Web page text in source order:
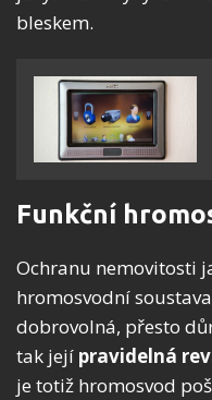
bleskem.
Funkční
Ochranu nemovitosti
hromosvodní
dobrovolná, přesto
tak její pravidelná
je totiž hromosvod